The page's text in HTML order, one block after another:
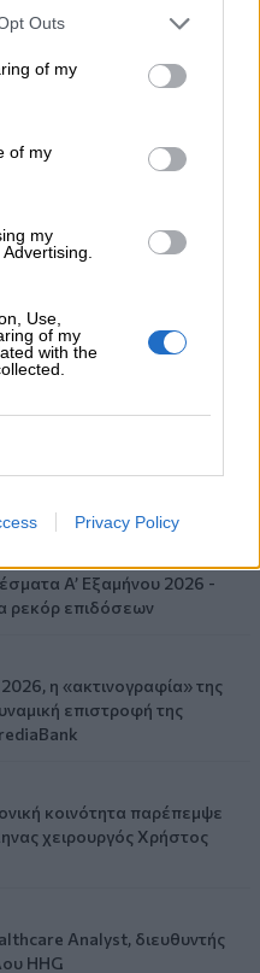
Outs
of my
of my
my
Use,
of my
with the
Privacy Policy
ΝΤΥΝΑΝ»/ΚΕΝΤΡΟ
το κλείσιμο του
από τον άνθρωπο. Πάντα;
- Εξαιρετική ανάπτυξη
Καθαρά Αποτελέσματα
δραστηριότητες
για ασφαλιστικές και
A’ Εξαμήνου 2026 -
ρεκόρ επιδόσεων
η «ακτινογραφία» της
επιστροφή της
κοινότητα παρέπεμψε
χειρουργός Χρήστος
Analyst, διευθυντής
HHG